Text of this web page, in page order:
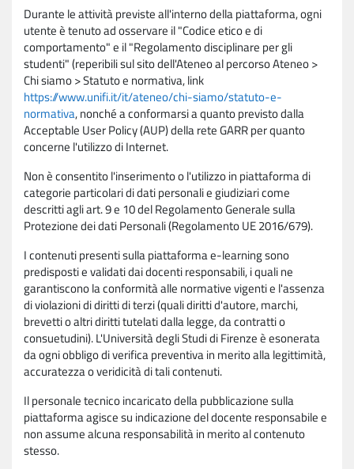
Durante le attività previste all'interno della piattaforma, ogni
utente è tenuto ad osservare il "Codice etico e di
comportamento" e il "Regolamento disciplinare per gli
studenti" (reperibili sul sito dell'Ateneo al percorso Ateneo >
Chi siamo > Statuto e normativa, link
https://www.unifi.it/it/ateneo/chi-siamo/statuto-e-
normativa, nonché a conformarsi a quanto previsto dalla
Acceptable User Policy (AUP) della rete GARR per quanto
concerne l'utilizzo di Internet.
Non è consentito l'inserimento o l'utilizzo in piattaforma di
categorie particolari di dati personali e giudiziari come
descritti agli art. 9 e 10 del Regolamento Generale sulla
Protezione dei dati Personali (Regolamento UE 2016/679).
I contenuti presenti sulla piattaforma e-learning sono
predisposti e validati dai docenti responsabili, i quali ne
garantiscono la conformità alle normative vigenti e l'assenza
di violazioni di diritti di terzi (quali diritti d'autore, marchi,
brevetti o altri diritti tutelati dalla legge, da contratti o
consuetudini). L'Università degli Studi di Firenze è esonerata
da ogni obbligo di verifica preventiva in merito alla legittimità,
accuratezza o veridicità di tali contenuti.
Il personale tecnico incaricato della pubblicazione sulla
piattaforma agisce su indicazione del docente responsabile e
non assume alcuna responsabilità in merito al contenuto
stesso.